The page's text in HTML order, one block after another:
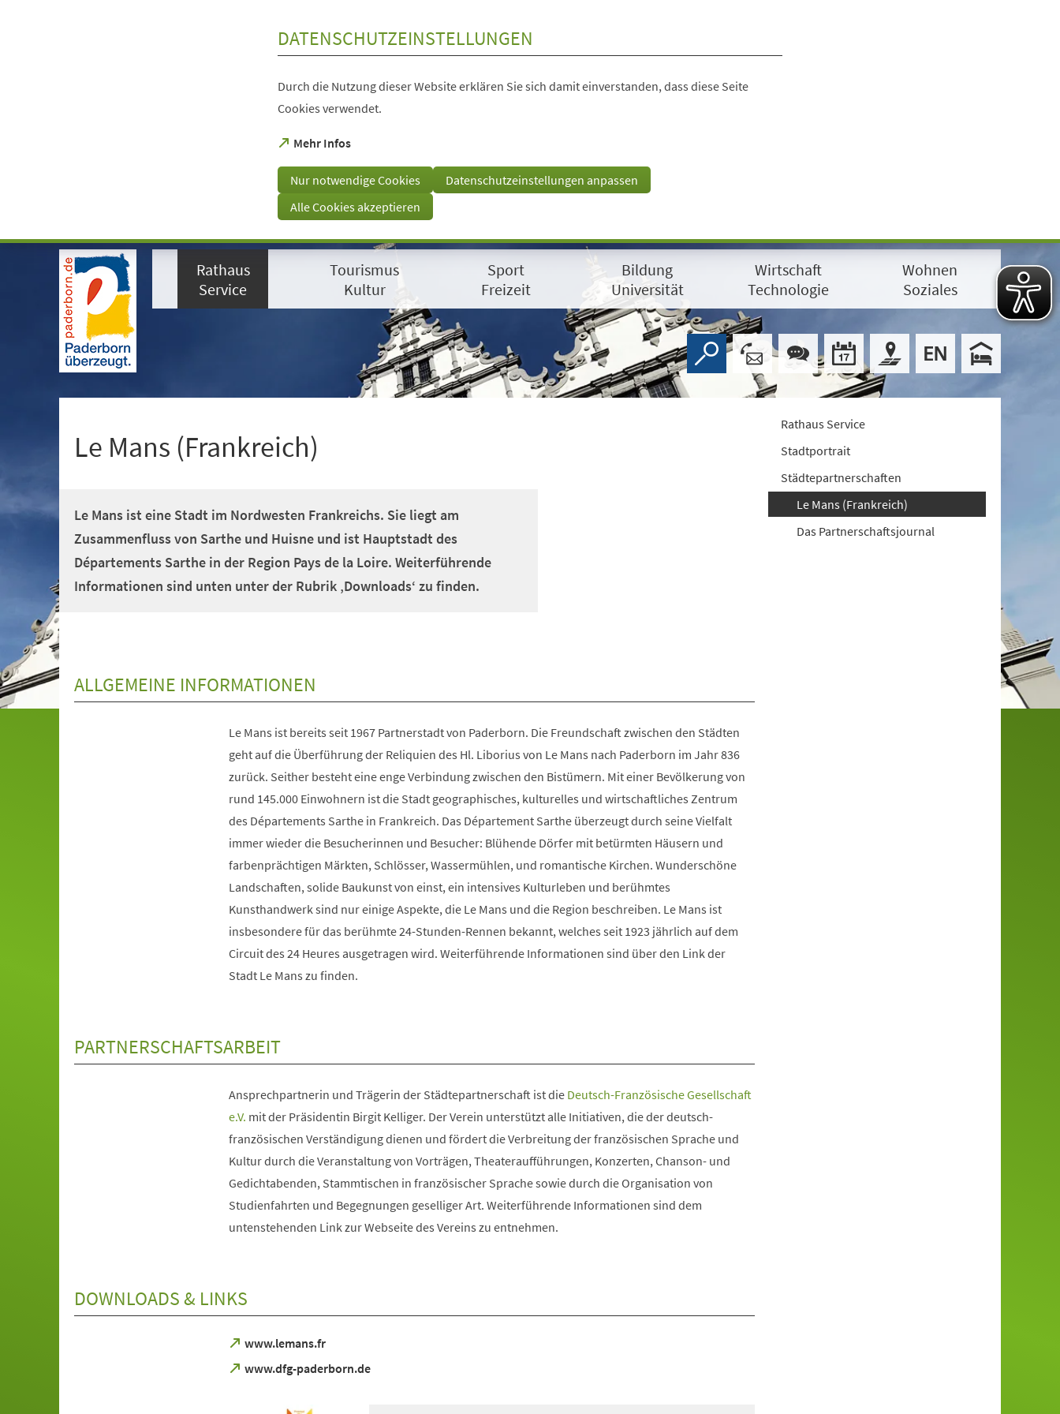
Assistenzsoftware
DATENSCHUTZEINSTELLUNGEN
Durch die Nutzung dieser Website erklären Sie sich damit einverstanden, dass diese Seite
Cookies verwendet.
Mehr Infos
(Öffnet
einem
neuen
Tab)
Nur notwendige Cookies
Datenschutzeinstellungen anpassen
Alle Cookies akzeptieren
Rathaus
Service
Tourismus
Kultur
Sport
Freizeit
Bildung
Universität
Wirtschaft
Technologie
Wohnen
Soziales
Le Mans (Frankreich)
Le Mans ist eine Stadt im Nordwesten Frankreichs. Sie liegt am
Zusammenfluss von Sarthe und Huisne und ist Hauptstadt des
Départements Sarthe in der Region Pays de la Loire. Weiterführende
Informationen sind unten unter der Rubrik ‚Downloads‘ zu finden.
ALLGEMEINE INFORMATIONEN
Le Mans ist bereits seit 1967 Partnerstadt von Paderborn. Die Freundschaft zwischen den Städten
geht auf die Überführung der Reliquien des Hl. Liborius von Le Mans nach Paderborn im Jahr 836
zurück. Seither besteht eine enge Verbindung zwischen den Bistümern. Mit einer Bevölkerung von
rund 145.000 Einwohnern ist die Stadt geographisches, kulturelles und wirtschaftliches Zentrum
des Départements Sarthe in Frankreich. Das Département Sarthe überzeugt durch seine Vielfalt
immer wieder die Besucherinnen und Besucher: Blühende Dörfer mit betürmten Häusern und
farbenprächtigen Märkten, Schlösser, Wassermühlen, und romantische Kirchen. Wunderschöne
Landschaften, solide Baukunst von einst, ein intensives Kulturleben und berühmtes
Kunsthandwerk sind nur einige Aspekte, die Le Mans und die Region beschreiben. Le Mans ist
insbesondere für das berühmte 24-Stunden-Rennen bekannt, welches seit 1923 jährlich auf dem
Circuit des 24 Heures ausgetragen wird. Weiterführende Informationen sind über den Link der
Stadt Le Mans zu finden.
PARTNERSCHAFTSARBEIT
Ansprechpartnerin und Trägerin der Städtepartnerschaft ist die Deutsch-Französische Gesellschaft
e.V. mit der Präsidentin Birgit Kelliger. Der Verein unterstützt alle Initiativen, die der deutsch-
französischen Verständigung dienen und fördert die Verbreitung der französischen Sprache und
Kultur durch die Veranstaltung von Vorträgen, Theateraufführungen, Konzerten, Chanson- und
Gedichtabenden, Stammtischen in französischer Sprache sowie durch die Organisation von
Studienfahrten und Begegnungen geselliger Art. Weiterführende Informationen sind dem
untenstehenden Link zur Webseite des Vereins zu entnehmen.
DOWNLOADS & LINKS
www.lemans.fr
(Öffnet
einemwww.dfg-paderborn.de
(Öffnet
Rathaus Service
Stadtportrait
Städtepartnerschaften
Le Mans (Frankreich)
Das Partnerschaftsjournal